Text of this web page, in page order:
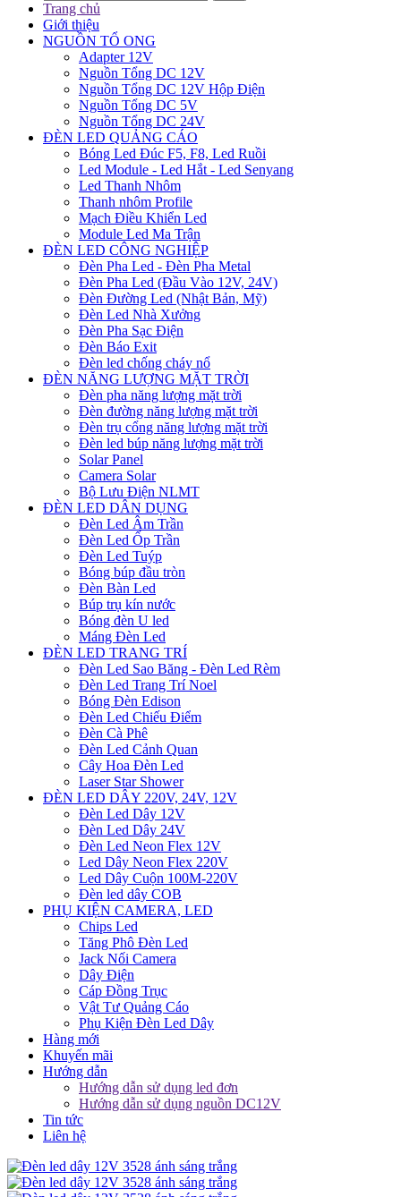
Trang chủ
Giới thiệu
NGUỒN TỔ ONG
Adapter 12V
Nguồn Tổng DC 12V
Nguồn Tổng DC 12V Hộp Điện
Nguồn Tổng DC 5V
Nguồn Tổng DC 24V
ĐÈN LED QUẢNG CÁO
Bóng Led Đúc F5, F8, Led Ruồi
Led Module - Led Hắt - Led Senyang
Led Thanh Nhôm
Thanh nhôm Profile
Mạch Điều Khiển Led
Module Led Ma Trận
ĐÈN LED CÔNG NGHIỆP
Đèn Pha Led - Đèn Pha Metal
Đèn Pha Led (Đầu Vào 12V, 24V)
Đèn Đường Led (Nhật Bản, Mỹ)
Đèn Led Nhà Xưởng
Đèn Pha Sạc Điện
Đèn Báo Exit
Đèn led chống cháy nổ
ĐÈN NĂNG LƯỢNG MẶT TRỜI
Đèn pha năng lượng mặt trời
Đèn đường năng lượng mặt trời
Đèn trụ cổng năng lượng mặt trời
Đèn led búp năng lượng mặt trời
Solar Panel
Camera Solar
Bộ Lưu Điện NLMT
ĐÈN LED DÂN DỤNG
Đèn Led Âm Trần
Đèn Led Ốp Trần
Đèn Led Tuýp
Bóng búp đầu tròn
Đèn Bàn Led
Búp trụ kín nước
Bóng đèn U led
Máng Đèn Led
ĐÈN LED TRANG TRÍ
Đèn Led Sao Băng - Đèn Led Rèm
Đèn Led Trang Trí Noel
Bóng Đèn Edison
Đèn Led Chiếu Điểm
Đèn Cà Phê
Đèn Led Cảnh Quan
Cây Hoa Đèn Led
Laser Star Shower
ĐÈN LED DÂY 220V, 24V, 12V
Đèn Led Dây 12V
Đèn Led Dây 24V
Đèn Led Neon Flex 12V
Led Dây Neon Flex 220V
Led Dây Cuộn 100M-220V
Đèn led dây COB
PHỤ KIỆN CAMERA, LED
Chips Led
Tăng Phô Đèn Led
Jack Nối Camera
Dây Điện
Cáp Đồng Trục
Vật Tư Quảng Cáo
Phụ Kiện Đèn Led Dây
Hàng mới
Khuyến mãi
Hướng dẫn
Hướng dẫn sử dụng led đơn
Hướng dẫn sử dụng nguồn DC12V
Tin tức
Liên hệ